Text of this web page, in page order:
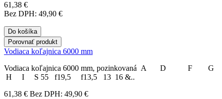
61,38 €
Bez DPH: 49,90 €
Do košíka
Porovnať produkt
Vodiaca koľajnica 6000 mm
Vodiaca koľajnica 6000 mm, pozinkovaná A D F G
H I S 55 f19,5 f13,5 13 16 &..
61,38 € Bez DPH: 49,90 €